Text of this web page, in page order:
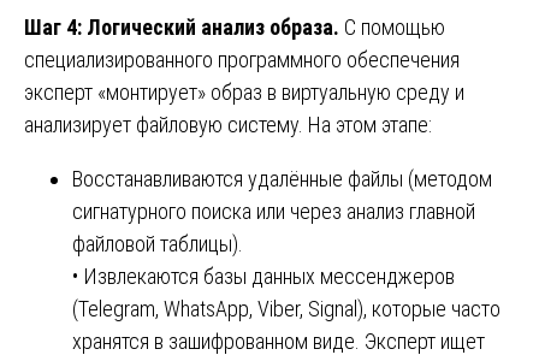
Шаг 4: Логический анализ образа. С помощью
специализированного программного обеспечения
эксперт «монтирует» образ в виртуальную среду и
анализирует файловую систему. На этом этапе:
Восстанавливаются удалённые файлы (методом
сигнатурного поиска или через анализ главной
файловой таблицы).
• Извлекаются базы данных мессенджеров
(Telegram, WhatsApp, Viber, Signal), которые часто
хранятся в зашифрованном виде. Эксперт ищет